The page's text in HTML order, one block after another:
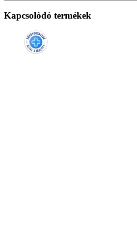
Kapcsolódó termékek